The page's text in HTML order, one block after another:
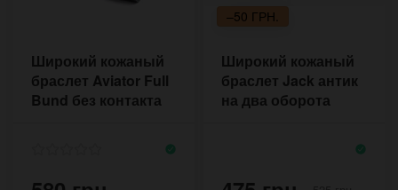
Широкий кожаный
браслет Aviator Full
Bund без контакта
–50 ГРН.
Широкий кожаный
браслет Jack антик
на два оборота